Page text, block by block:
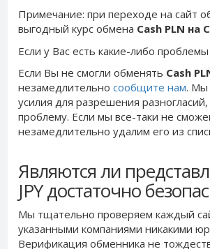
Примечание: при переходе на сайт
выгодный курс обмена Cash PLN на
Если у Вас есть какие-либо
Если Вы не смогли обменять Cash
незамедлительно сообщите нам. Мы
усилия для разрешения
проблему. Если мы все-таки не
незамедлительно удалим его из
Являются ли
JPY достаточно
Мы тщательно проверяем каждый
указанными компаниями никакими
Верификация обменника не